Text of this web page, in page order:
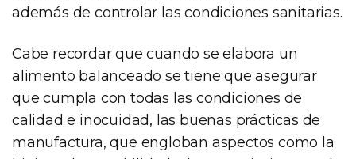
además de controlar las condiciones sanitarias.
Cabe recordar que cuando se elabora un
alimento balanceado se tiene que asegurar
que cumpla con todas las condiciones de
calidad e inocuidad, las buenas prácticas de
manufactura, que engloban aspectos como la